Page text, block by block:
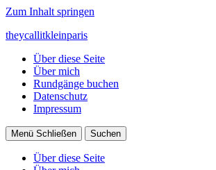
Zum Inhalt springen
theycallitkleinparis
Über diese Seite
Über mich
Rundgänge buchen
Datenschutz
Impressum
Menü Schließen Suchen
Über diese Seite